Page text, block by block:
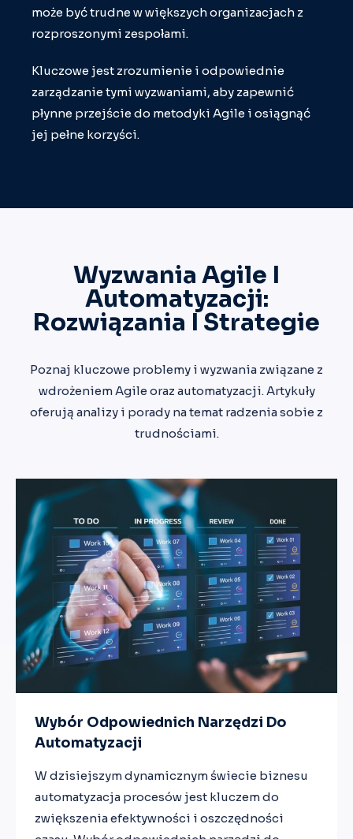
może być trudne w większych organizacjach z
rozproszonymi zespołami.
Kluczowe jest zrozumienie i odpowiednie
zarządzanie tymi wyzwaniami, aby zapewnić
płynne przejście do metodyki Agile i osiągnąć
jej pełne korzyści.
Wyzwania Agile I
Automatyzacji:
Rozwiązania I Strategie
Poznaj kluczowe problemy i wyzwania związane z
wdrożeniem Agile oraz automatyzacji. Artykuły
oferują analizy i porady na temat radzenia sobie z
trudnościami.
Wybór Odpowiednich Narzędzi Do
Automatyzacji
W dzisiejszym dynamicznym świecie biznesu
automatyzacja procesów jest kluczem do
zwiększenia efektywności i oszczędności